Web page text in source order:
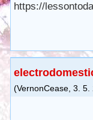
https://
(VernonCease 3. 5.